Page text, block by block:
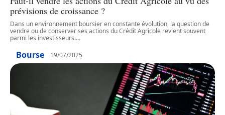
prévisions de croissance ?
Dans un environnement boursier en constante évolution, la question de
vendre ou de conserver ses actions du Crédit Agricole revient souvent
parmi les investisseurs.…
Bourse 19/07/2025